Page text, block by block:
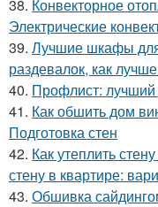
38. Конвекторное
Электрические
39. Лучшие шкафы
раздевалок, как
40. Профлист:
41. Как обшить дом
Подготовка стен
42. Как утеплить
стену в квартире:
43. Обшивка